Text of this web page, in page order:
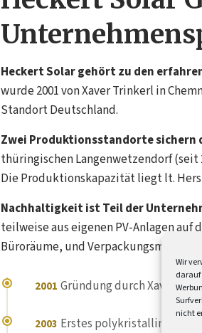
Wir
darauf
nicht
Heckert Solar gehört zu den
wurde 2001 von Xaver Trinkerl in
Standort Deutschland.
Zwei Produktionsstandorte sichern
thüringischen Langenwetzendorf
Die Produktionskapazität liegt lt.
Nachhaltigkeit ist Teil der
teilweise aus eigenen PV-Anlagen
Büroräume, und
2001 Gründung durch Xaver
2003 Erstes polykristallines PV-